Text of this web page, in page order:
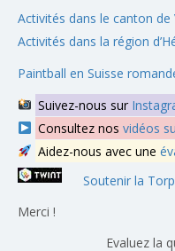
Activités dans le canton de
Activités dans la région
Paintball en Suisse
Suivez-nous sur
Consultez nos vidéos
Aidez-nous avec une
Soutenir la
Merci !
Evaluez la